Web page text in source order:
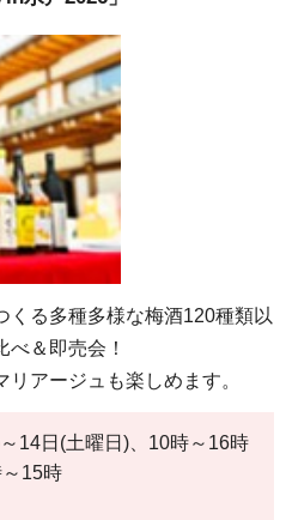
くる多種多様な梅酒120種類以
べ＆即売会！
アージュも楽しめます。
14日(土曜日)、10時～16時
15時